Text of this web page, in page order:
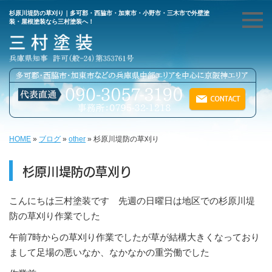
杉原川堤防の草刈り｜多可郡・西脇市・加東市・小野市・三木市で外壁塗
装・屋根塗装なら三村塗装へ！
HOME » ブログ » other » 杉原川堤防の草刈り
杉原川堤防の草刈り
こんにちは三村塗装です 先週の日曜日は地区での杉原川堤
防の草刈り作業でした
午前7時からの草刈り作業でしたが草が結構大きくなっており
まして足場の悪いなか、なかなかの重労働でした